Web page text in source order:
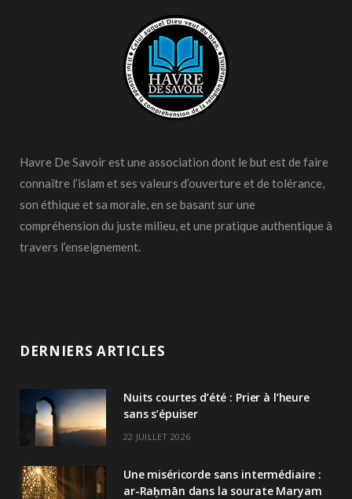
Havre De Savoir est une association dont le but est de faire
connaître l’islam et ses valeurs d’ouverture et de tolérance,
son éthique et sa morale, en se basant sur une
compréhension du juste milieu, et une pratique authentique à
travers l’enseignement.
DERNIERS ARTICLES
Nuits courtes d’été : Prier à l’heure
sans s’épuiser
22 JUILLET 2026
Une miséricorde sans intermédiaire :
ar-Raḥmān dans la sourate Maryam